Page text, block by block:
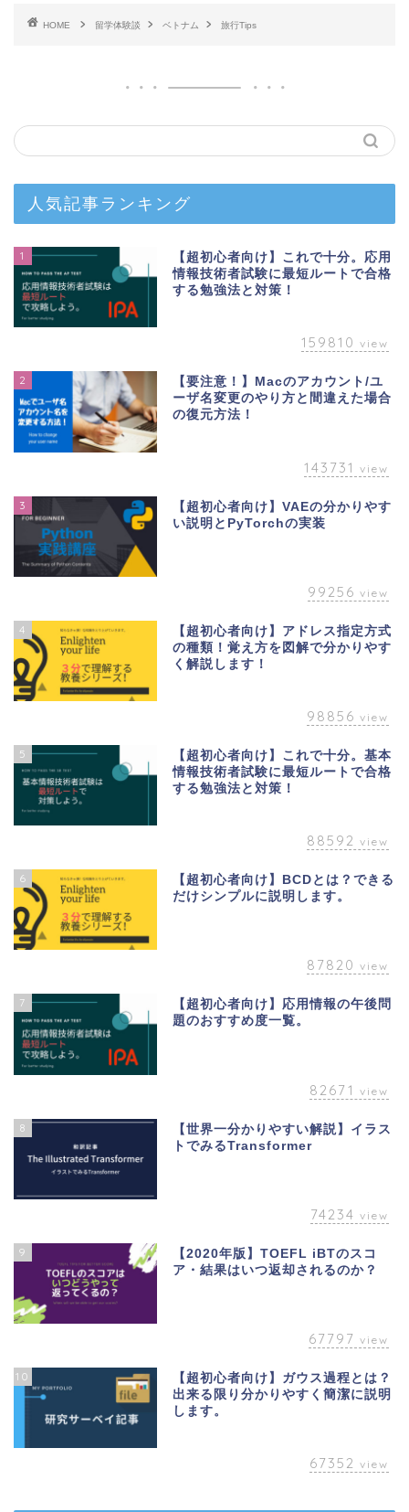
HOME 留学体験談 ベトナム 旅行Tips
人気記事ランキング
1
【超初心者向け】これで十分。応用
情報技術者試験に最短ルートで合格
する勉強法と対策！
159810 view
2
【要注意！】Macのアカウント/ユ
ーザ名変更のやり方と間違えた場合
の復元方法！
143731 view
3
【超初心者向け】VAEの分かりやす
い説明とPyTorchの実装
99256 view
4
【超初心者向け】アドレス指定方式
の種類！覚え方を図解で分かりやす
く解説します！
98856 view
5
【超初心者向け】これで十分。基本
情報技術者試験に最短ルートで合格
する勉強法と対策！
88592 view
6
【超初心者向け】BCDとは？できる
だけシンプルに説明します。
87820 view
7
【超初心者向け】応用情報の午後問
題のおすすめ度一覧。
82671 view
8
【世界一分かりやすい解説】イラス
トでみるTransformer
74234 view
9
【2020年版】TOEFL iBTのスコ
ア・結果はいつ返却されるのか？
67797 view
10
【超初心者向け】ガウス過程とは？
出来る限り分かりやすく簡潔に説明
します。
67352 view